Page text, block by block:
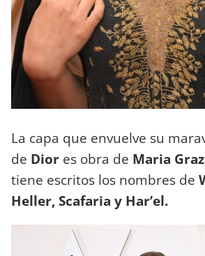
La capa que envuelve su
de Dior es obra de Maria
tiene escritos los nombres de
Heller, Scafaria y Har’el.